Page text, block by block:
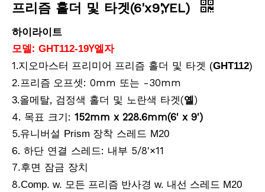
리튬 측량용 배터리(3.8v,8.0Ah,30.4Wh) 전지형 프로 삼각대
프리즘 홀더 및 타겟(6'x9',YEL)
하이라이트
모델: GHT112-19Y엘자
1.지오마스터 프리미어 프리즘 홀더 및 타겟 (GHT112)
2.프리즘 오프셋: 0mm 또는 -30mm
3.올메탈, 검정색 홀더 및 노란색 타겟(옐)
4. 목표 크기: 152mm x 228.6mm(6' x 9')
5.유니버설 Prism 장착 스레드 M20
6. 하단 연결 스레드: 내부 5/8'×11
7.후면 잠금 장치
8.Comp. w. 모든 프리즘 반사경 w. 내선 스레드 M20